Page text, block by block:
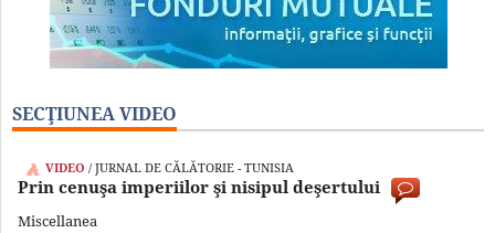
SECŢIUNEA VIDEO
VIDEO / JURNAL DE CĂLĂTORIE - TUNISIA
Prin cenuşa imperiilor şi nisipul deşertului
Miscellanea